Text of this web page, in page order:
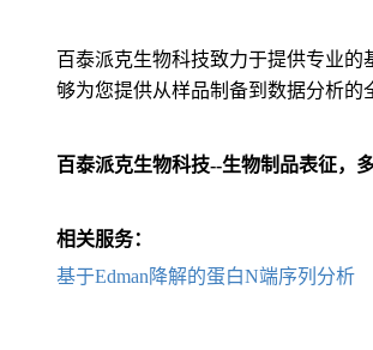
百泰派克生物科技致力于提供专业的
够为您提供从样品制备到数据分析
百泰派克生物科技--生物制品表征，
相关服务：
基于Edman降解的蛋白N端序列分析